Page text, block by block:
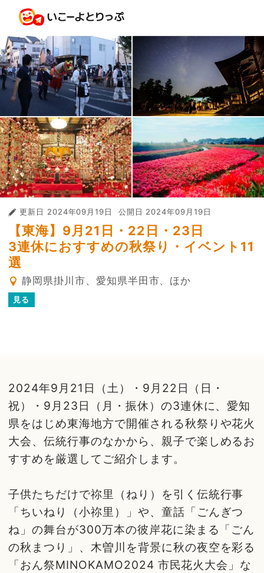
更新日 2024年09月19日 公開日 2024年09月19日
【東海】9月21日・22日・23日
3連休におすすめの秋祭り・イベント11
選
静岡県掛川市、愛知県半田市、ほか
見る
2024年9月21日（土）・9月22日（日・
祝）・9月23日（月・振休）の3連休に、愛知
県をはじめ東海地方で開催される秋祭りや花火
大会、伝統行事のなかから、親子で楽しめるお
すすめを厳選してご紹介します。
子供たちだけで祢里（ねり）を引く伝統行事
「ちいねり（小祢里）」や、童話「ごんぎつ
ね」の舞台が300万本の彼岸花に染まる「ごん
の秋まつり」、木曽川を背景に秋の夜空を彩る
「おん祭MINOKAMO2024 市民花火大会」な